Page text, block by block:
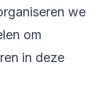
we
om
in deze